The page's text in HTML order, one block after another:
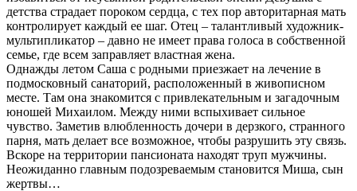
детства страдает пороком сердца, с тех пор авторитарная мать
контролирует каждый ее шаг. Отец – талантливый художник-
мультипликатор – давно не имеет права голоса в собственной
семье, где всем заправляет властная жена.
Однажды летом Саша с родными приезжает на лечение в
подмосковный санаторий, расположенный в живописном
месте. Там она знакомится с привлекательным и загадочным
юношей Михаилом. Между ними вспыхивает сильное
чувство. Заметив влюбленность дочери в дерзкого, странного
парня, мать делает все возможное, чтобы разрушить эту связь.
Вскоре на территории пансионата находят труп мужчины.
Неожиданно главным подозреваемым становится Миша, сын
жертвы…